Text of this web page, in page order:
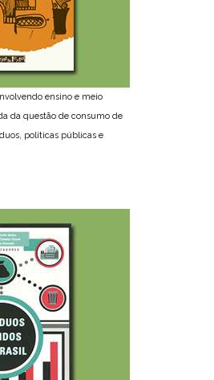
ensino e meio
da questão de consumo de
políticas públicas e